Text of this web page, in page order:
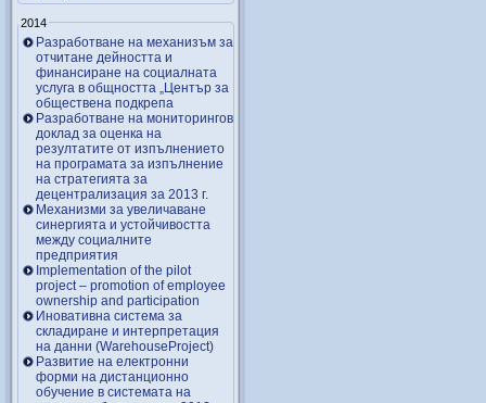
2014
Разработване на механизъм за
отчитане дейността и
финансиране на социалната
услуга в общността „Център за
обществена подкрепа
Разработване на мониторингов
доклад за оценка на
резултатите от изпълнението
на програмата за изпълнение
на стратегията за
децентрализация за 2013 г.
Механизми за увеличаване
синергията и устойчивостта
между социалните
предприятия
Implementation of the pilot
project – promotion of employee
ownership and participation
Иновативна система за
складиране и интерпретация
на данни (WarehouseProject)
Развитие на електронни
форми на дистанционно
обучение в системата на